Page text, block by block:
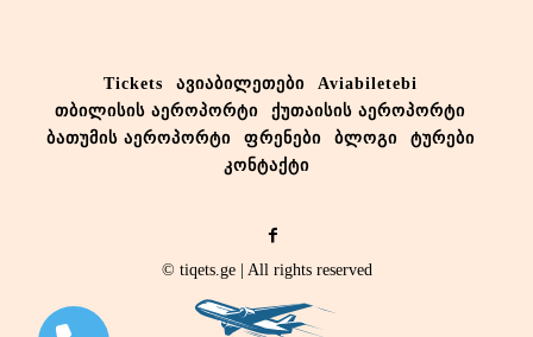
თბილისი ვენა
თბილისი ლარნაკა
თბილისი დუბაი
თბილისი აქტობე
Tickets ავიაბილეთები
Aviabiletebi
თბილისის აეროპორტი
ქუთაისის აეროპორტი
ბათუმის აეროპორტი
ფრენები ბლოგი
ტურები
კონტაქტი
© tiqets.ge | All rights reserved